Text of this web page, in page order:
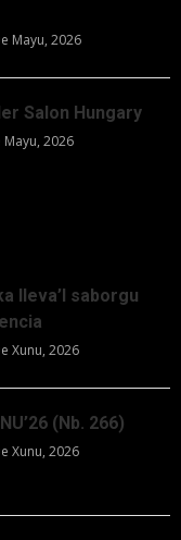
Mayu, 2026
Salon Hungary
Mayu, 2026
lleva’l saborgu
Xunu, 2026
(Nb. 266)
Xunu, 2026